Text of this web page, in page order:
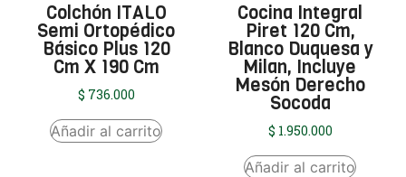
Colchón ITALO
Semi Ortopédico
Básico Plus 120
Cm X 190 Cm
$ 736.000
Añadir al carrito
Cocina Integral
Piret 120 Cm,
Blanco Duquesa y
Milan, Incluye
Mesón Derecho
Socoda
$ 1.950.000
Añadir al carrito